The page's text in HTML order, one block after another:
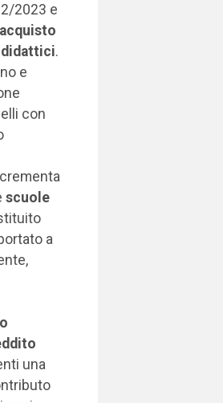
2023 e
didattici.
e
con
scuole
a
una